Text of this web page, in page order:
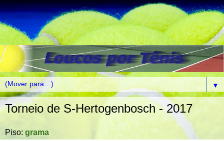
▼
Torneio de S-Hertogenbosch - 2017
Piso: grama